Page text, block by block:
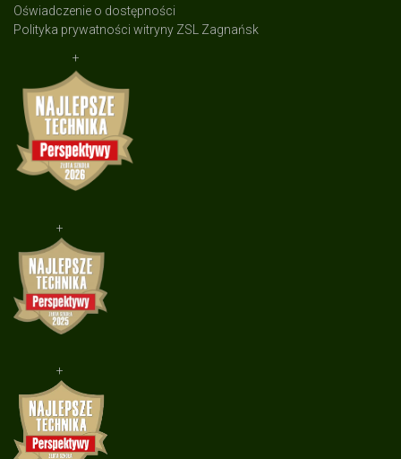
Oświadczenie o dostępności
Polityka prywatności witryny ZSL Zagnańsk
+
+
+